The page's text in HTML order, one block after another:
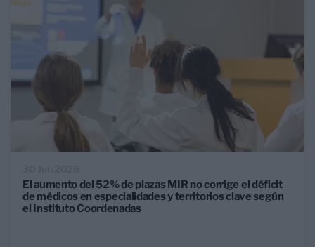
El aumento del 52% de plazas MIR no corrige el déficit
de médicos en especialidades y territorios clave según
el Instituto Coordenadas